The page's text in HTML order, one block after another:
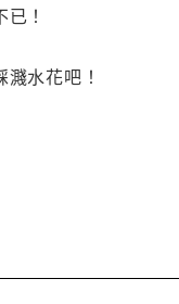
！
水花吧！